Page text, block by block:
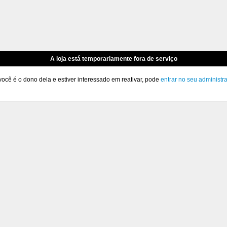
A loja está temporariamente fora de serviço
é o dono dela e estiver interessado em reativar, pode entrar no seu